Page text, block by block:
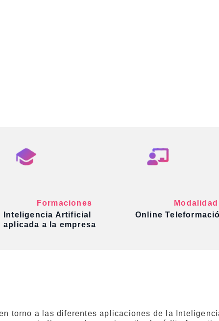
Formaciones
Inteligencia Artificial
aplicada a la empresa
Modalidad
Online
torno a las diferentes aplicaciones de la